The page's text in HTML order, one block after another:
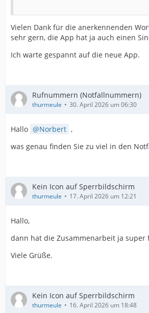
Vielen Dank für die anerkennenden
sehr gern, die App hat ja auch einen
Ich warte gespannt auf die neue App.
Rufnummern (Notfallnummern)
thurmeule 30. April 2026 um 06:30
Hallo Norbert ,
was genau finden Sie zu viel in den
Kein Icon auf Sperrbildschirm
thurmeule 17. April 2026 um 12:21
Hallo,
dann hat die Zusammenarbeit ja super
Viele Grüße.
Kein Icon auf Sperrbildschirm
thurmeule 16. April 2026 um 18:48